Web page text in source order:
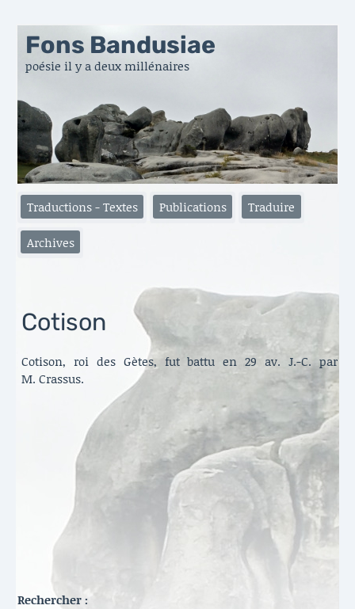
Fons Bandusiae
poésie il y a deux millénaires
Traductions - Textes Publications Traduire
Archives
Cotison
Cotison, roi des Gètes, fut battu en 29 av. J.-C. par
M. Crassus.
Rechercher :